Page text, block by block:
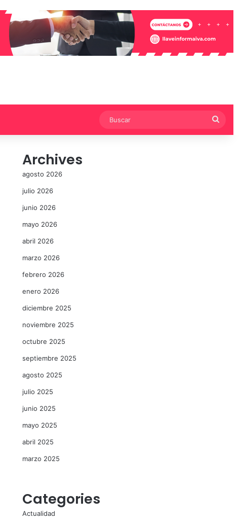
Archives
agosto 2026
julio 2026
junio 2026
mayo 2026
abril 2026
marzo 2026
febrero 2026
enero 2026
diciembre 2025
noviembre 2025
octubre 2025
septiembre 2025
agosto 2025
julio 2025
junio 2025
mayo 2025
abril 2025
marzo 2025
Categories
Actualidad